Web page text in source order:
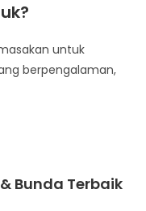
untuk
berpengalaman,
Bunda Terbaik